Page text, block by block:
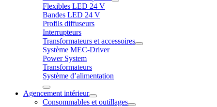
Flexibles LED 24 V
Bandes LED 24 V
Profils diffuseurs
Interrupteurs
Transformateurs et accessoires
Système MEC-Driver
Power System
Transformateurs
Système d’alimentation
Agencement intérieur
Consommables et outillages